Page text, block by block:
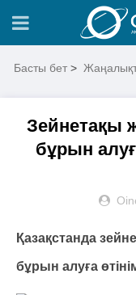
Басты бет >
Зейнетақы
бұрын
Қазақстанда
бұрын алуға